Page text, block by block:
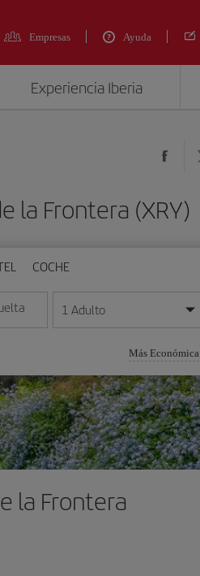
Empresas Ayuda
Experiencia Iberia
la Frontera (XRY)
COCHE
añoen formato día/mes/año
1 Adulto
Más Económica
la Frontera